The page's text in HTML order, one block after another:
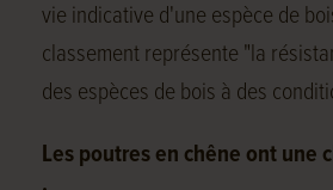
vie indicative d'une espèce de
classement représente "la
des espèces de bois à des
Les poutres en chêne ont une